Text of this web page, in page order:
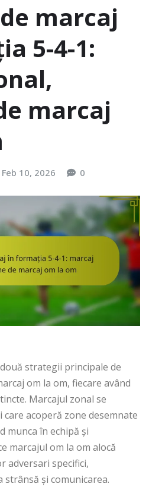
marcaj
5-4-1:
marcaj
Feb 10, 2026 0
strategii principale de
om la om, fiecare având
Marcajul zonal se
acoperă zone desemnate
munca în echipă și
marcajul om la om alocă
adversari specifici,
și comunicarea.